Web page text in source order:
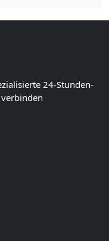
24-Stunden-